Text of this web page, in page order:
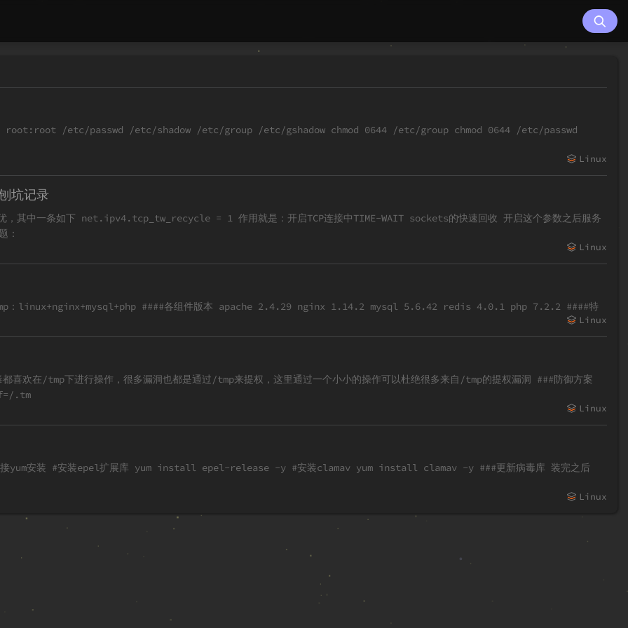
root:root /etc/passwd /etc/shadow /etc/group /etc/gshadow chmod 0644 /etc/group chmod 0644 /etc/passwd
Linux
记录
作用就是：开启TCP连接中TIME-WAIT sockets的快速回收 开启这个参数之后服务
：
Linux
：linux+nginx+mysql+php ####各组件版本 apache 2.4.29 nginx 1.14.2 mysql 5.6.42 redis 4.0.1 php 7.2.2 ####特
Linux
欢在/tmp下进行操作，很多漏洞也都是通过/tmp来提权，这里通过一个小小的操作可以杜绝很多来自/tmp的提权漏洞 ###防御方案
.tm
Linux
安装 #安装epel扩展库 yum install epel-release -y #安装clamav yum install clamav -y ###更新病毒库 装完之后
Linux